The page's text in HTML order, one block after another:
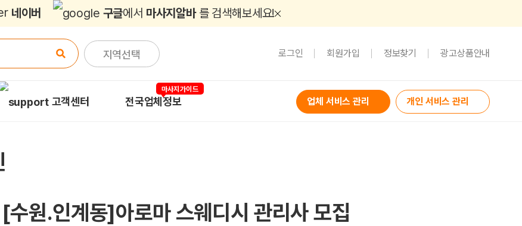
네이버 구글에서 마사지알바 를 검색해보세요!
지역선택 로그인 회원가입 정보찾기 광고상품안내
고객센터 전국업체정보
마사지가이드
업체 서비스 관리 개인 서비스 관리
원.인계동]아로마 스웨디시 관리사 모집